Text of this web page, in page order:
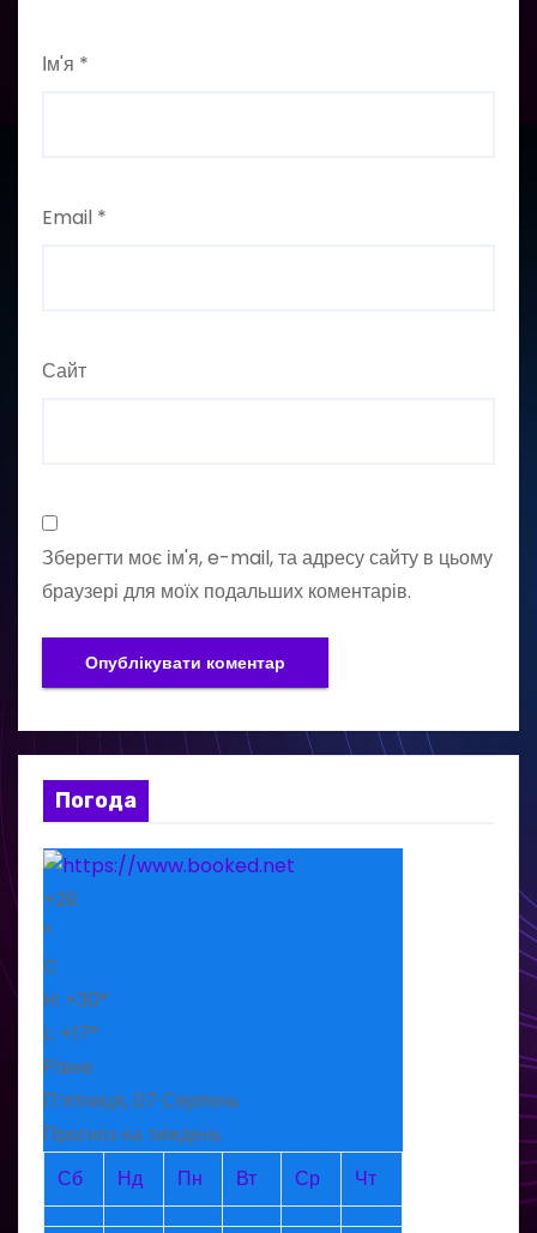
Ім'я *
Email *
Сайт
Зберегти моє ім'я, e-mail, та адресу сайту в цьому
браузері для моїх подальших коментарів.
Погода
+29
°
C
H: +30°
L: +17°
Рівне
П’ятниця, 07 Серпень
Прогноз на тиждень
Сб
Нд Пн Вт Ср Чт